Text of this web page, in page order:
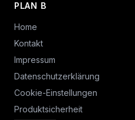
PLAN B
Home
Kontakt
Impressum
Datenschutzerklärung
Cookie-Einstellungen
Produktsicherheit